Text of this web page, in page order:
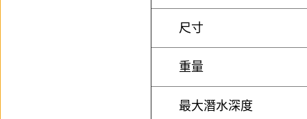
尺寸
重量
最大潛水深度